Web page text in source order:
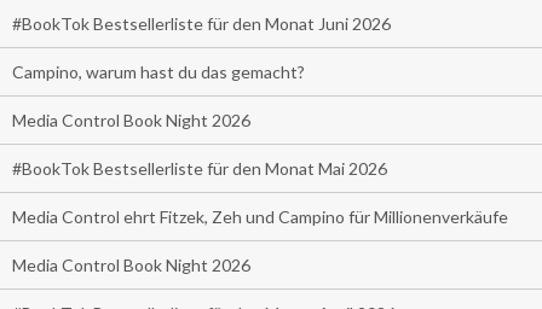
#BookTok Bestsellerliste für den Monat Juni 2026
Campino, warum hast du das gemacht?
Media Control Book Night 2026
#BookTok Bestsellerliste für den Monat Mai 2026
Media Control ehrt Fitzek, Zeh und Campino für Millionenverkäufe
Media Control Book Night 2026